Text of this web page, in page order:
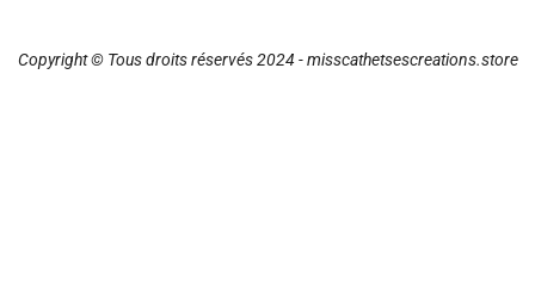
Copyright © Tous droits réservés 2024 - misscathetsescreations.store